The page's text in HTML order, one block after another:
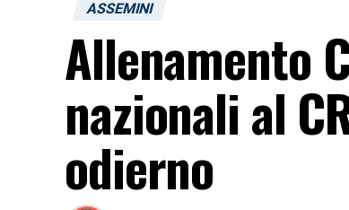
ASSEMINI
Allenamento
nazionali al
odierno